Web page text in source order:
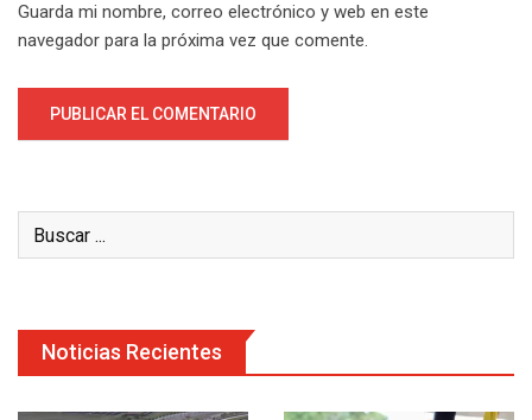
Guarda mi nombre, correo electrónico y web en este
navegador para la próxima vez que comente.
Noticias Recientes